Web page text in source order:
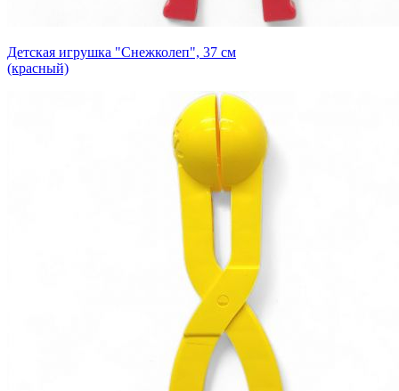
Детская игрушка "Снежколеп", 37 см
(красный)